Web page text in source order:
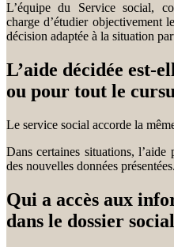
L’équipe du Service social,
charge d’étudier objectivement
décision adaptée à la situation
L’aide décidée est-
ou pour tout le
Le service social accorde la
Dans certaines situations,
des nouvelles données présentées.
Qui a accès aux
dans le dossier